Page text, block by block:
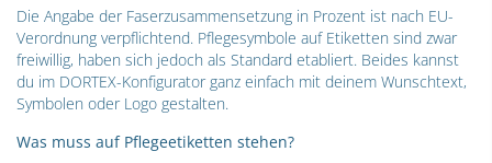
Die Angabe der Faserzusammensetzung in Prozent ist nach EU-
Verordnung verpflichtend. Pflegesymbole auf Etiketten sind zwar
freiwillig, haben sich jedoch als Standard etabliert. Beides kannst
du im DORTEX-Konfigurator ganz einfach mit deinem Wunschtext,
Symbolen oder Logo gestalten.
Was muss auf Pflegeetiketten stehen?